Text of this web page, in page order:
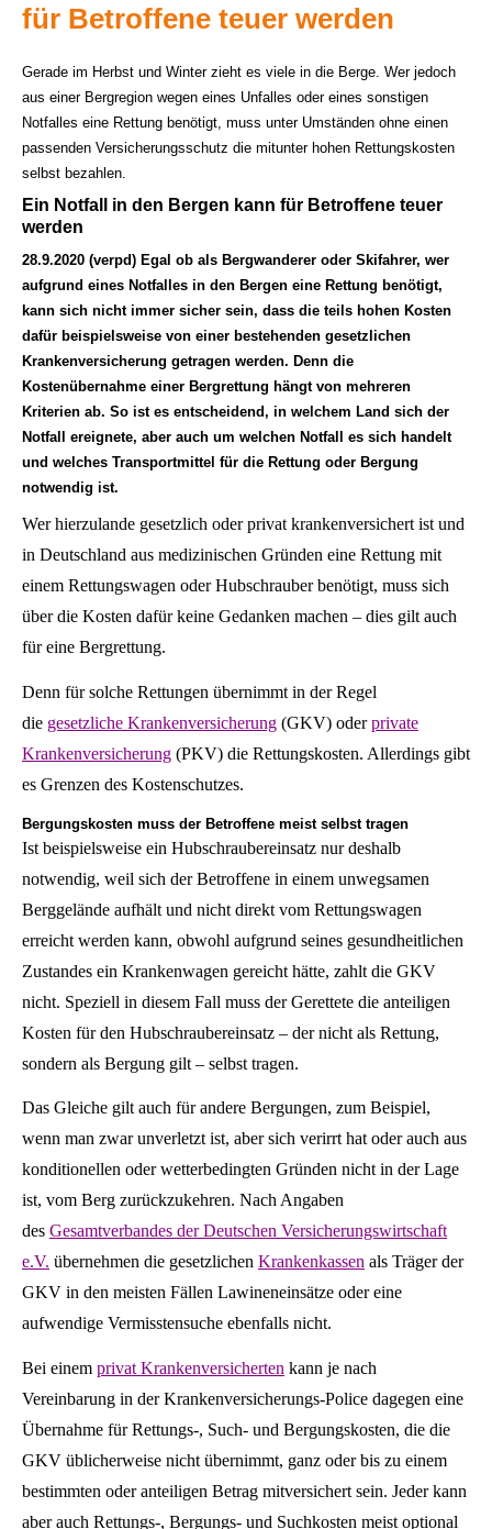
für Betroffene teuer werden
Gerade im Herbst und Winter zieht es viele in die Berge. Wer jedoch
aus einer Bergregion wegen eines Unfalles oder eines sonstigen
Notfalles eine Rettung benötigt, muss unter Umständen ohne einen
passenden Versicherungsschutz die mitunter hohen Rettungskosten
selbst bezahlen.
Ein Notfall in den Bergen kann für Betroffene teuer
werden
28.9.2020 (verpd) Egal ob als Bergwanderer oder Skifahrer, wer
aufgrund eines Notfalles in den Bergen eine Rettung benötigt,
kann sich nicht immer sicher sein, dass die teils hohen Kosten
dafür beispielsweise von einer bestehenden gesetzlichen
Kranken­ver­si­che­rung getragen werden. Denn die
Kostenübernahme einer Bergrettung hängt von mehreren
Kriterien ab. So ist es entscheidend, in welchem Land sich der
Notfall ereignete, aber auch um welchen Notfall es sich handelt
und welches Transportmittel für die Rettung oder Bergung
notwendig ist.
Wer hierzulande gesetzlich oder privat krankenversichert ist und
in Deutschland aus medizinischen Gründen eine Rettung mit
einem Rettungswagen oder Hubschrauber benötigt, muss sich
über die Kosten dafür keine Gedanken machen – dies gilt auch
für eine Bergrettung.
Denn für solche Rettungen übernimmt in der Regel
die gesetzliche Kranken­ver­si­che­rung (GKV) oderprivate
Kranken­ver­si­che­rung (PKV) die Rettungskosten. Allerdings gibt
es Grenzen des Kostenschutzes.
Bergungskosten muss der Betroffene meist selbst tragen
Ist beispielsweise ein Hubschraubereinsatz nur deshalb
notwendig, weil sich der Betroffene in einem unwegsamen
Berggelände aufhält und nicht direkt vom Rettungswagen
erreicht werden kann, obwohl aufgrund seines gesundheitlichen
Zustandes ein Krankenwagen gereicht hätte, zahlt die GKV
nicht. Speziell in diesem Fall muss der Gerettete die anteiligen
Kosten für den Hubschraubereinsatz – der nicht als Rettung,
sondern als Bergung gilt – selbst tragen.
Das Gleiche gilt auch für andere Bergungen, zum Beispiel,
wenn man zwar unverletzt ist, aber sich verirrt hat oder auch aus
konditionellen oder wetterbedingten Gründen nicht in der Lage
ist, vom Berg zurückzukehren. Nach Angaben
des Gesamtverbandes der Deutschen Versicherungswirtschaft
e.V. übernehmen die gesetzlichen Krankenkassen als Träger der
GKV in den meisten Fällen Lawineneinsätze oder eine
aufwendige Vermisstensuche ebenfalls nicht.
Bei einem privat Krankenversicherten kann je nach
Vereinbarung in der Kranken­ver­si­che­rungs-Police dagegen eine
Übernahme für Rettungs-, Such- und Bergungskosten, die die
GKV üblicherweise nicht übernimmt, ganz oder bis zu einem
bestimmten oder anteiligen Betrag mitversichert sein. Jeder kann
aber auch Rettungs-, Bergungs- und Suchkosten meist optional